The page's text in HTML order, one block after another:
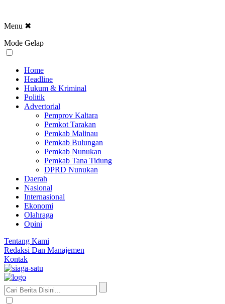
Menu ✖
Mode Gelap
Home
Headline
Hukum & Kriminal
Politik
Advertorial
Pemprov Kaltara
Pemkot Tarakan
Pemkab Malinau
Pemkab Bulungan
Pemkab Nunukan
Pemkab Tana Tidung
DPRD Nunukan
Daerah
Nasional
Internasional
Ekonomi
Olahraga
Opini
Tentang Kami
Redaksi Dan Manajemen
Kontak